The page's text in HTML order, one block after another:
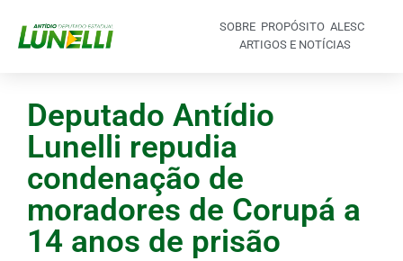
SOBRE PROPÓSITO ALESC
ARTIGOS E NOTÍCIAS
Deputado Antídio
Lunelli repudia
condenação de
moradores de Corupá a
14 anos de prisão